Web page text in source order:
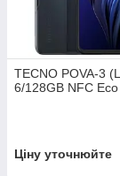
TECNO POVA-3
6/128GB NFC
Ціну уточнюйте